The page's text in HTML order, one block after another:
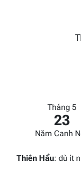
Tháng 5
23
Năm Canh
Thiên Hầu: dù ít